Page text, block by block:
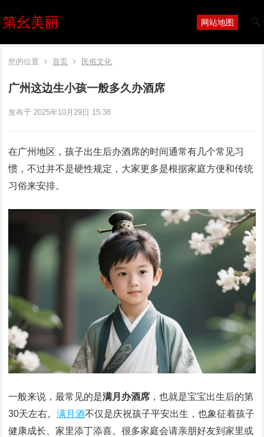
第幺美丽 网站地图
您的位置 首页 民俗文化
广州这边生小孩一般多久办酒席
发布于 2025年10月29日 15:38
在广州地区，孩子出生后办酒席的时间通常有几个常见习
惯，不过并不是硬性规定，大家更多是根据家庭方便和传统
习俗来安排。
一般来说，最常见的是满月办酒席 ，也就是宝宝出生后的第
30天左右。满月酒不仅是庆祝孩子平安出生，也象征着孩子
健康成长、家里添丁添喜。很多家庭会请亲朋好友到家里或